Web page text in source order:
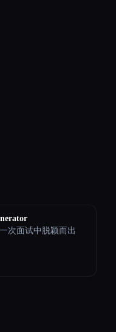
次面试中脱颖而出